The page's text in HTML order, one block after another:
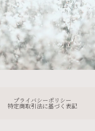
プライバシーポリシー
特定商取引法に基づく表記